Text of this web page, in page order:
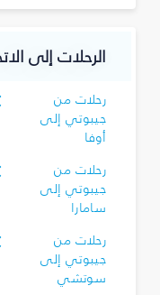
الرحلات إلى
رحلات من
جيبوتي إلى
أوفا
رحلات من
جيبوتي إلى
سامارا
رحلات من
جيبوتي إلى
سوتشي